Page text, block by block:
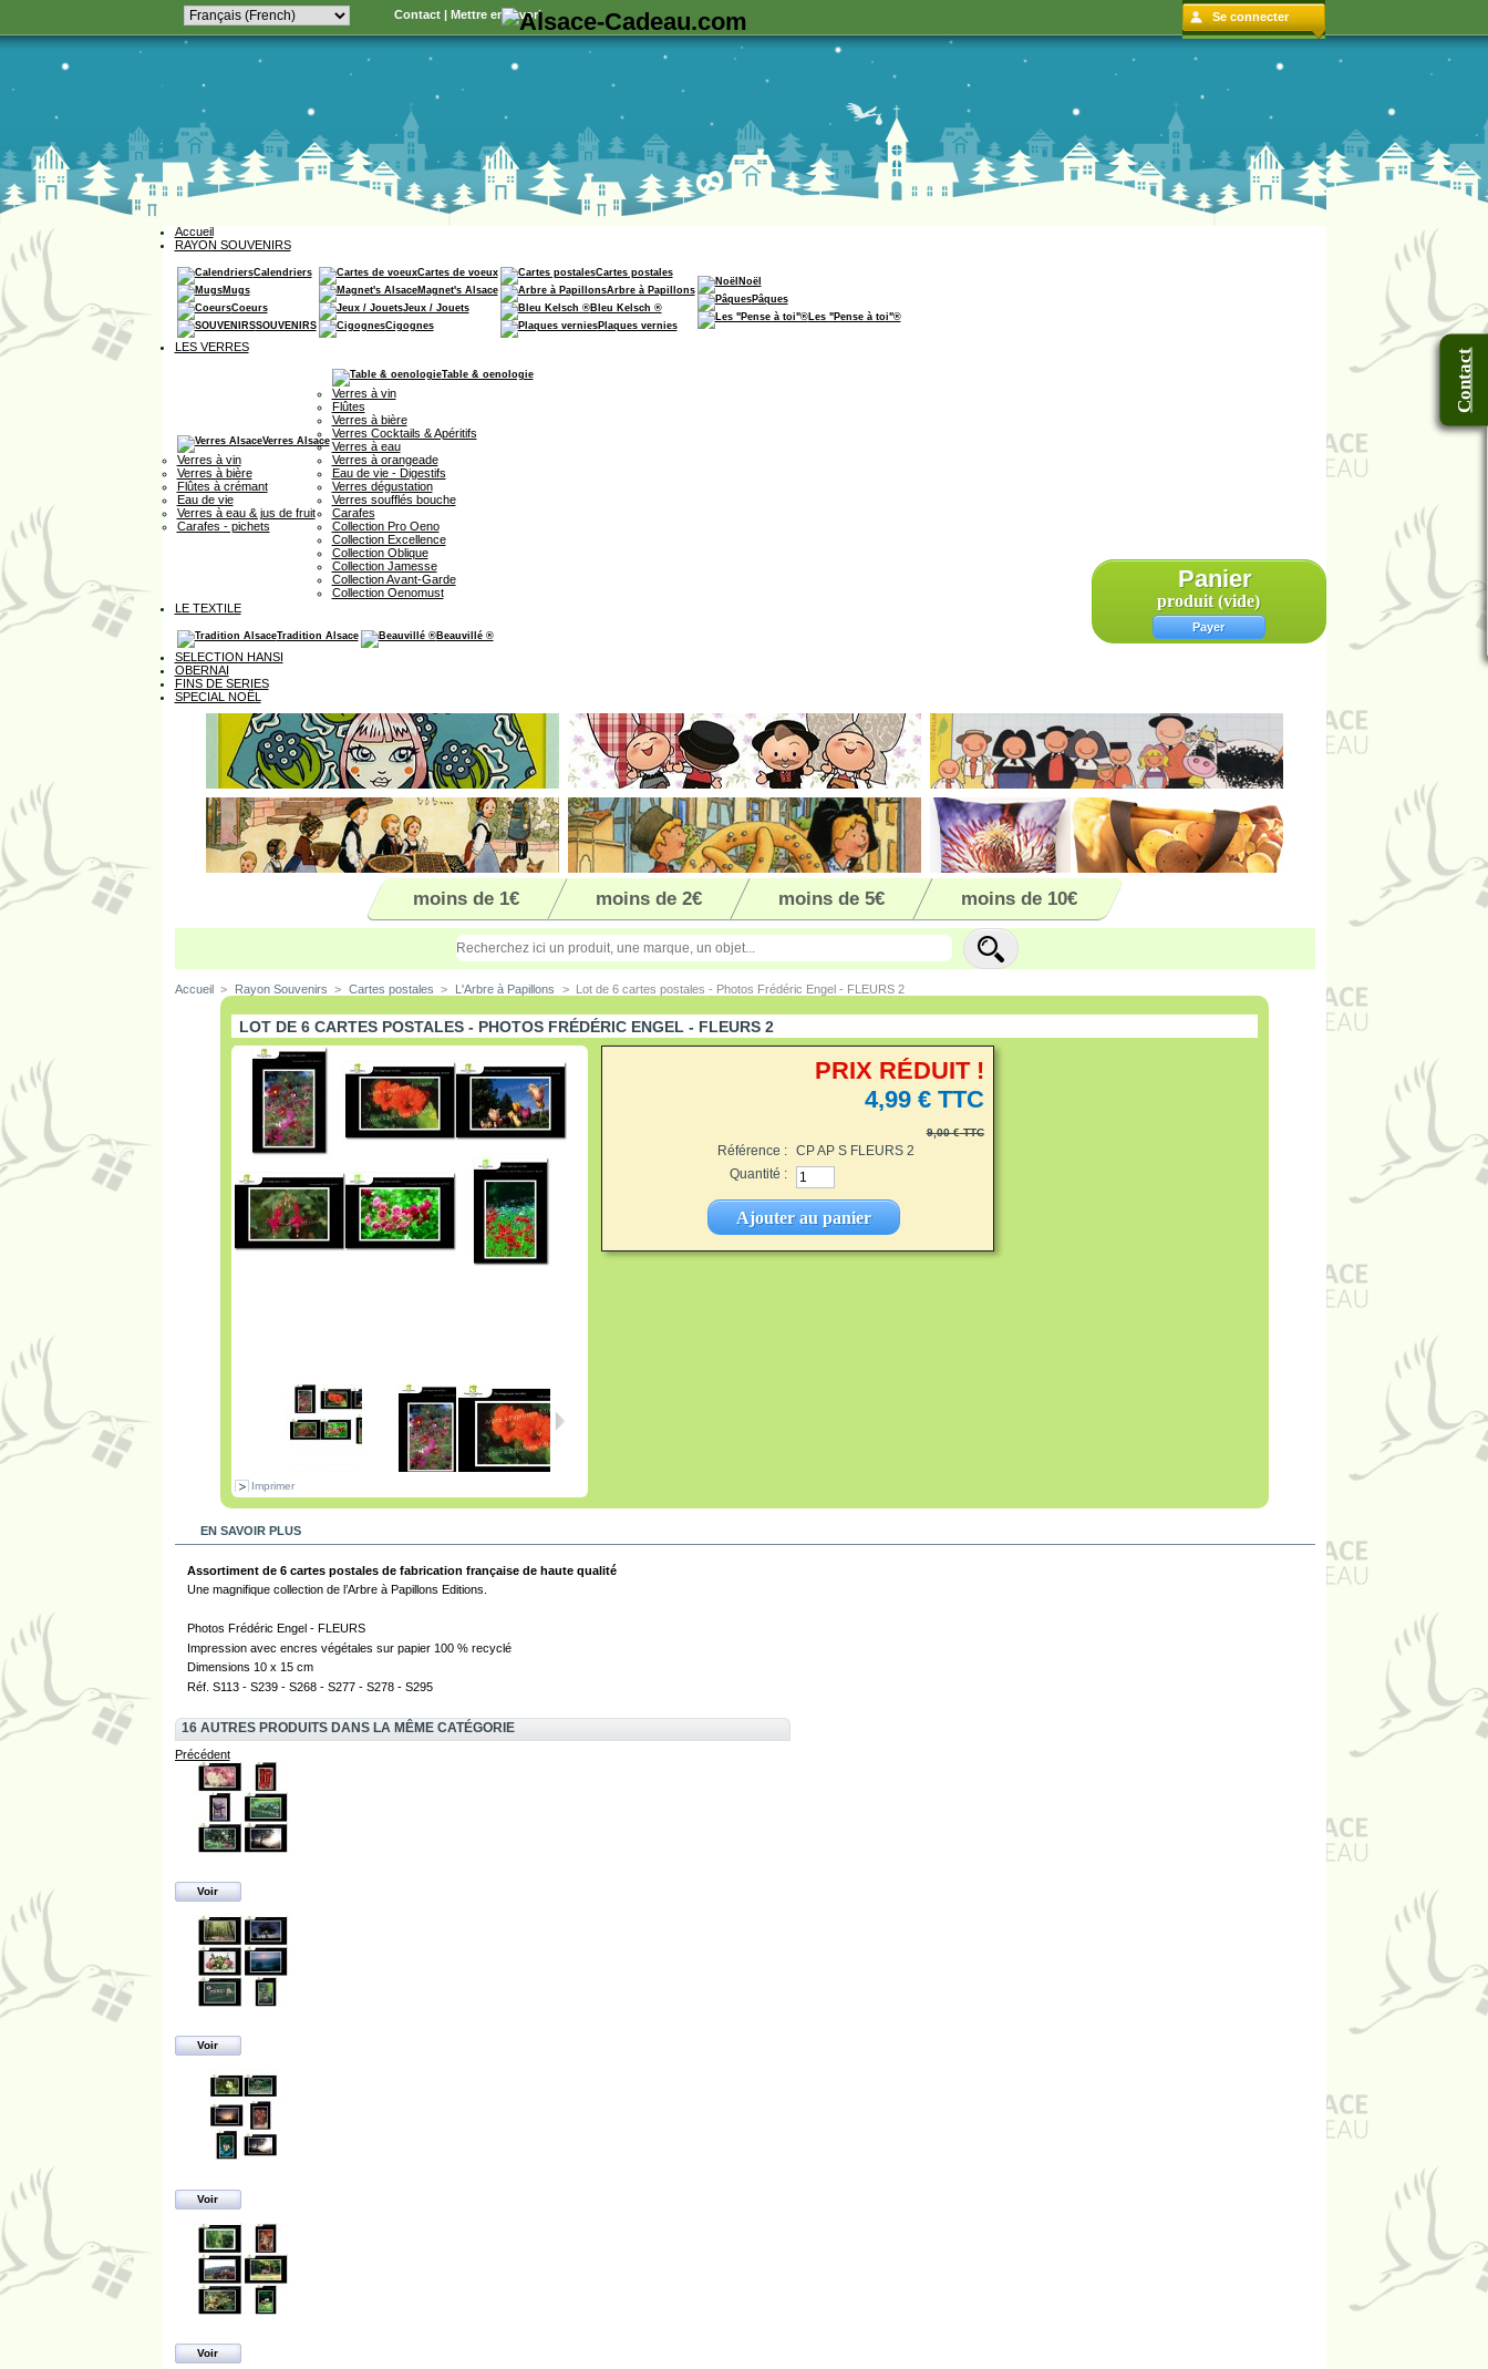
Contact | Mettre en favori Se connecter
Accueil
RAYON SOUVENIRS
Calendriers
Mugs
Coeurs
SOUVENIRS
Cartes de voeux
Magnet's Alsace
Jeux / Jouets
Cigognes
Cartes postales
Arbre à Papillons
Bleu Kelsch ®
Plaques vernies
Noël
Pâques
Les "Pense à toi"®
LES VERRES
Verres Alsace
Verres à vin
Verres à bière
Flûtes à crémant
Eau de vie
Verres à eau & jus de fruit
Carafes - pichets
Table & oenologie
Verres à vin
Flûtes
Verres à bière
Verres Cocktails & Apéritifs
Verres à eau
Verres à orangeade
Eau de vie - Digestifs
Verres dégustation
Verres soufflés bouche
Carafes
Collection Pro Oeno
Collection Excellence
Collection Oblique
Collection Jamesse
Collection Avant-Garde
Collection Oenomust
LE TEXTILE
Tradition Alsace Beauvillé ®
SELECTION HANSI
OBERNAI
FINS DE SERIES
SPECIAL NOËL
Panier
produit (vide)
Payer
Contact
moins de 1€ moins de 2€ moins de 5€ moins de 10€
Accueil > Rayon Souvenirs > Cartes postales > L'Arbre à Papillons > Lot de 6 cartes postales - Photos Frédéric Engel - FLEURS 2
LOT DE 6 CARTES POSTALES - PHOTOS FRÉDÉRIC ENGEL - FLEURS 2
Imprimer
PRIX RÉDUIT !
4,99 €TTC
9,00 €TTC
Référence :
CP AP S FLEURS 2
Quantité :
EN SAVOIR PLUS
Assortiment de 6 cartes postales de fabrication française de haute qualité
Une magnifique collection de l’Arbre à Papillons Editions.
Photos Frédéric Engel - FLEURS
Impression avec encres végétales sur papier 100 % recyclé
Dimensions 10 x 15 cm
Réf. S113 - S239 - S268 - S277 - S278 - S295
16 AUTRES PRODUITS DANS LA MÊME CATÉGORIE
Précédent
Voir
Voir
Voir
Voir